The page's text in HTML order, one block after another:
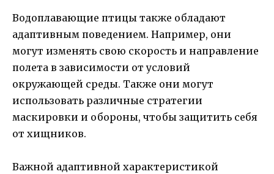
Водоплавающие птицы также обладают
адаптивным поведением. Например, они
могут изменять свою скорость и направление
полета в зависимости от условий
окружающей среды. Также они могут
использовать различные стратегии
маскировки и обороны, чтобы защитить себя
от хищников.
Важной адаптивной характеристикой